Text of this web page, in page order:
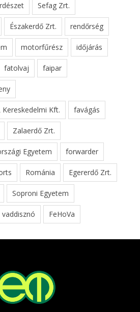
Sefag Zrt.
Északerdő Zrt. rendőrség
motorfűrész időjárás
fatolvaj faipar
Kereskedelmi Kft. favágás
Zalaerdő Zrt.
Egyetem forwarder
Románia Egererdő Zrt.
Soproni Egyetem
vaddisznó FeHoVa